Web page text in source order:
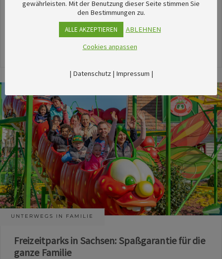
stimmungsvolle Veranstaltungen im August
herausgesucht.
UNTERWEGS IN FAMILIE
Freizeitparks in Sachsen: Spaßgarantie für die
ganze Familie
gewährleisten. Mit der Benutzung dieser Seite stimmen Sie
den Bestimmungen zu.
ALLE AKZEPTIEREN
ABLEHNEN
Cookies anpassen
| Datenschutz| Impressum |